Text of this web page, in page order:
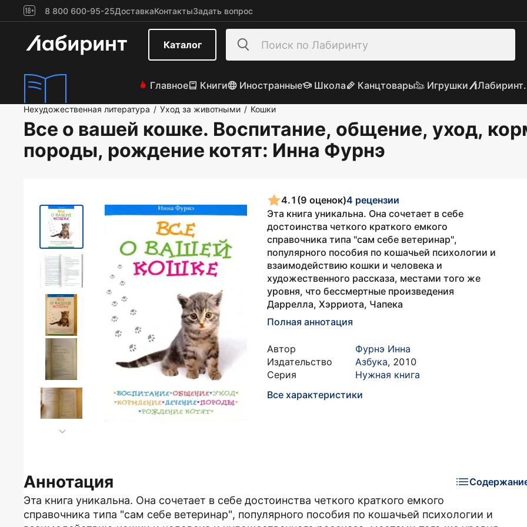
8 800 600-95-25ДоставкаКонтактыЗадать вопрос
Каталог
Главное Книги Иностранные Школа Канцтовары Игрушки
Нехудожественная литература / Уход за животными / Кошки
Все о вашей кошке. Воспитание, общение, уход,
породы, рождение котят: Инна Фурнэ
4.1 (9 оценок)4 рецензии
Эта книга уникальна. Она сочетает в себе
достоинства четкого краткого емкого
справочника типа "сам себе ветеринар",
популярного пособия по кошачьей психологии и
взаимодействию кошки и человека и
художественного рассказа, местами того же
уровня, что бессмертные произведения
Даррелла, Хэрриота, Чапека
Полная аннотация
Автор
Фурнэ Инна
Издательство
Азбука, 2010
Серия
Нужная книга
Все характеристики
Аннотация
Эта книга уникальна. Она сочетает в себе достоинства четкого краткого емкого
справочника типа "сам себе ветеринар", популярного пособия по кошачьей психологии и